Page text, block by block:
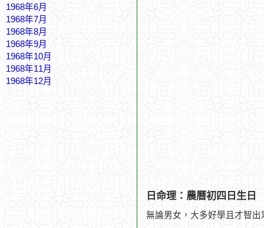
1968年6月
1968年7月
1968年8月
1968年9月
1968年10月
1968年11月
1968年12月
日命理：農曆初四日生日
無論男女，大多好學且才智出